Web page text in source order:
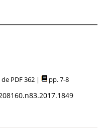
PDF 362 | pp. 7-8